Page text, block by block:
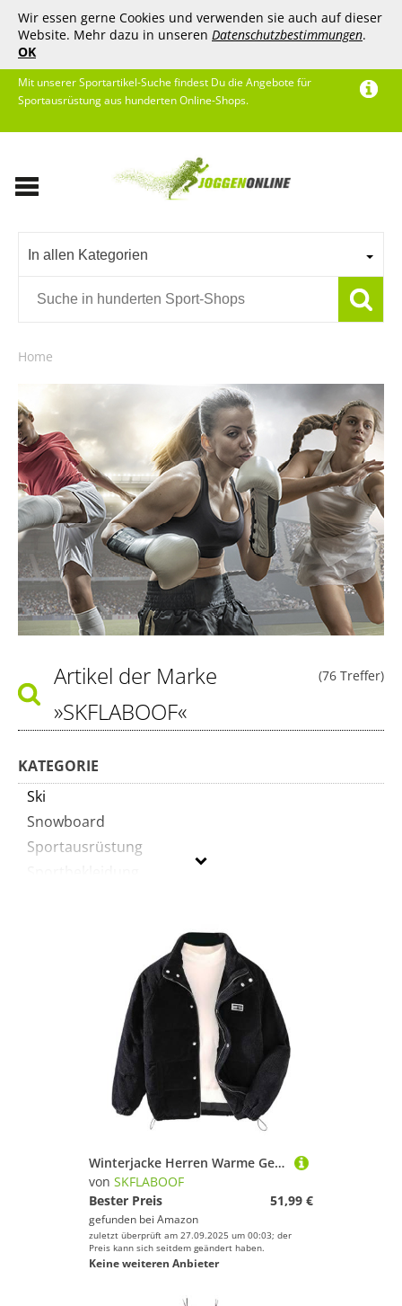
Wir essen gerne Cookies und verwenden sie auch auf dieser
Website. Mehr dazu in unseren Datenschutzbestimmungen.
OK
Mit unserer Sportartikel-Suche findest Du die Angebote für
Sportausrüstung aus hunderten Online-Shops.
In allen Kategorien
Home
(76 Treffer)
Artikel der Marke
»SKFLABOOF«
KATEGORIE
Ski
Snowboard
Sportausrüstung
Winterjacke Herren Warme Gefütterte Cordjacke Männer Langarm Arbeitsjacke Revers Mit Reißverschluss Freizeit Übergangsjacke Parker Jacken Cord Jacke
von SKFLABOOF
Bester Preis
51,99 €
gefunden bei Amazon
zuletzt überprüft am 27.09.2025 um 00:03; der
Preis kann sich seitdem geändert haben.
Keine weiteren Anbieter